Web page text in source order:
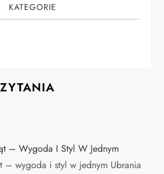
KATEGORIE
– Wygoda I Styl W Jednym
– wygoda i styl w jednym Ubrania